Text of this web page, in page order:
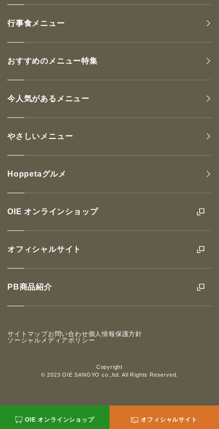
OIE オンラインショップ
オフィシャルサイト
PB商品紹介
行事食メニュー
おすすめのメニュー特集
今人気があるメニュー
やさしいメニュー
Hoppetaグルメ
Copyright
© 2023 OIE SANGYO co.,ltd. All Rights Reserved.
サイトマップお問い合わせ個人情報保護方針
ソーシャルメディアポリシー
OIE オンラインショップ オフィシャルサイト